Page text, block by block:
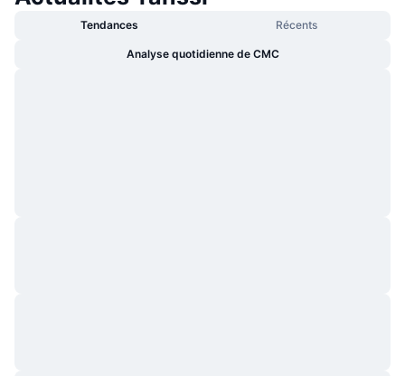
Tendances Récents
Analyse quotidienne de CMC